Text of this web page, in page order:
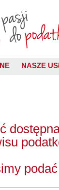
NASZE